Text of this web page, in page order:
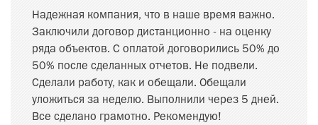
Надежная компания, что в наше время важно.
Заключили договор дистанционно - на оценку
ряда объектов. С оплатой договорились 50% до
50% после сделанных отчетов. Не подвели.
Сделали работу, как и обещали. Обещали
уложиться за неделю. Выполнили через 5 дней.
Все сделано грамотно. Рекомендую!